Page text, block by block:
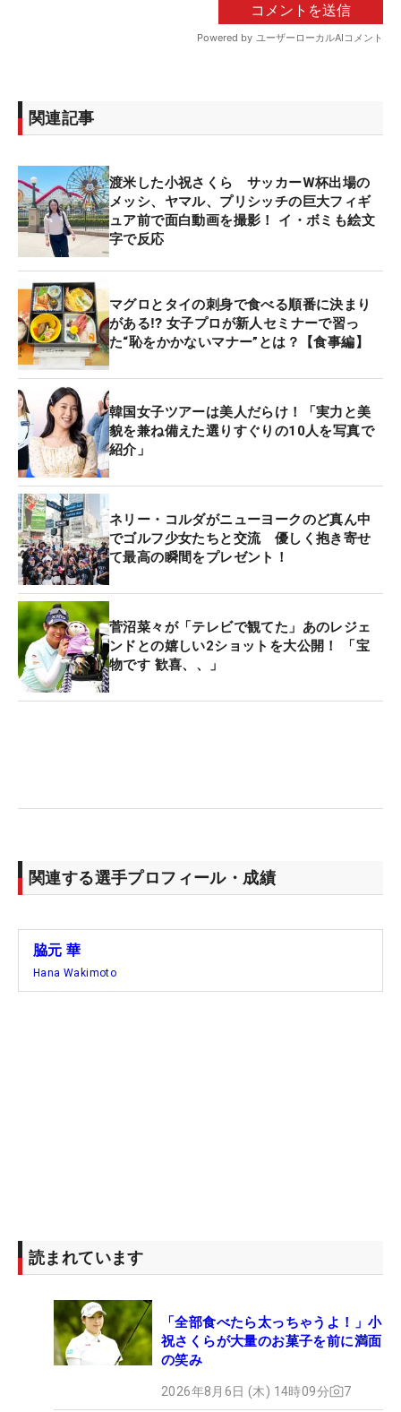
関連記事
渡米した小祝さくら サッカーW杯出場の
メッシ、ヤマル、プリシッチの巨大フィギ
ュア前で面白動画を撮影！ イ・ボミも絵文
字で反応
マグロとタイの刺身で食べる順番に決まり
がある⁉ 女子プロが新人セミナーで習っ
た“恥をかかないマナー”とは？【食事編】
韓国女子ツアーは美人だらけ！「実力と美
貌を兼ね備えた選りすぐりの10人を写真で
紹介」
ネリー・コルダがニューヨークのど真ん中
でゴルフ少女たちと交流 優しく抱き寄せ
て最高の瞬間をプレゼント！
菅沼菜々が「テレビで観てた」あのレジェ
ンドとの嬉しい2ショットを大公開！ 「宝
物です 歓喜、、」
関連する選手プロフィール・成績
脇元 華
Hana Wakimoto
読まれています
「全部食べたら太っちゃうよ！」小
祝さくらが大量のお菓子を前に満面
の笑み
2026年8月6日 (木) 14時09分 7